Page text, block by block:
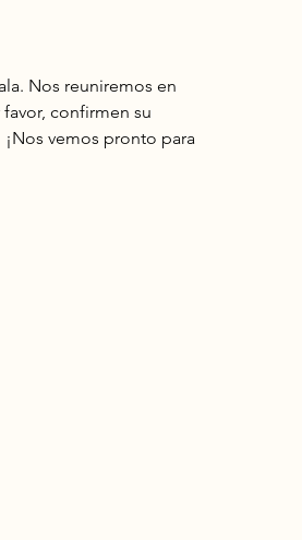
Nos reuniremos en
favor, confirmen su
vemos pronto para